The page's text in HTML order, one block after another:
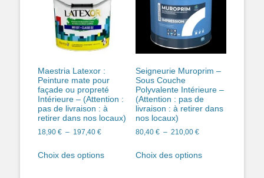
Maestria Latexor :
Peinture mate pour
façade ou propreté
Intérieure – (Attention :
pas de livraison : à
retirer dans nos locaux)
18,90 € – 197,40 €Plage
prix :
Choix des optionsproduit
Seigneurie Muroprim –
Sous Couche
Polyvalente Intérieure –
(Attention : pas de
livraison : à retirer dans
nos locaux)
80,40€ – 210,00€Plage
prix :
Choix des optionsproduit